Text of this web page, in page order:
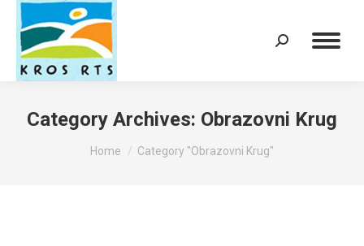
Search:
Category Archives: Obrazovni Krug
You are here:
Home Category "Obrazovni Krug"